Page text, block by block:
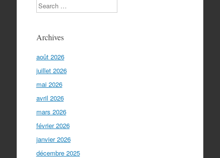
Search
Archives
août 2026
juillet 2026
mai 2026
avril 2026
mars 2026
février 2026
janvier 2026
décembre 2025